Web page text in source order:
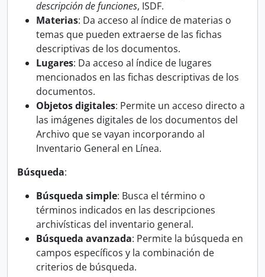
descripción de funciones, ISDF.
Materias: Da acceso al índice de materias o
temas que pueden extraerse de las fichas
descriptivas de los documentos.
Lugares: Da acceso al índice de lugares
mencionados en las fichas descriptivas de los
documentos.
Objetos digitales: Permite un acceso directo a
las imágenes digitales de los documentos del
Archivo que se vayan incorporando al
Inventario General en Línea.
Búsqueda:
Búsqueda simple: Busca el término o
términos indicados en las descripciones
archivísticas del inventario general.
Búsqueda avanzada: Permite la búsqueda en
campos específicos y la combinación de
criterios de búsqueda.